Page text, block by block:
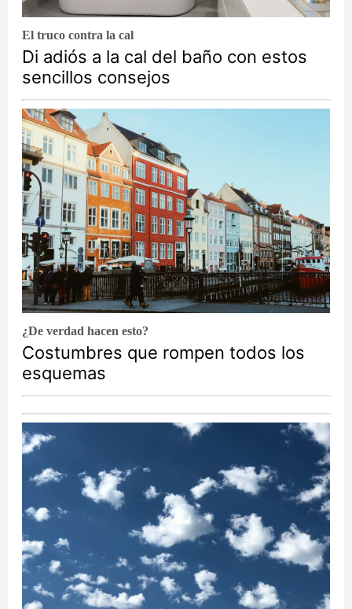
El truco contra la cal
Di adiós a la cal del baño con estos
sencillos consejos
¿De verdad hacen esto?
Costumbres que rompen todos los
esquemas